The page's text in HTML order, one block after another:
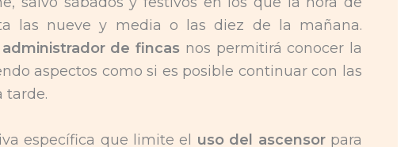
las nueve y media o las diez de la mañana.
de fincas nos permitirá conocer la
aspectos como si es posible continuar con las
tarde.
específica que limite el uso del ascensorpara